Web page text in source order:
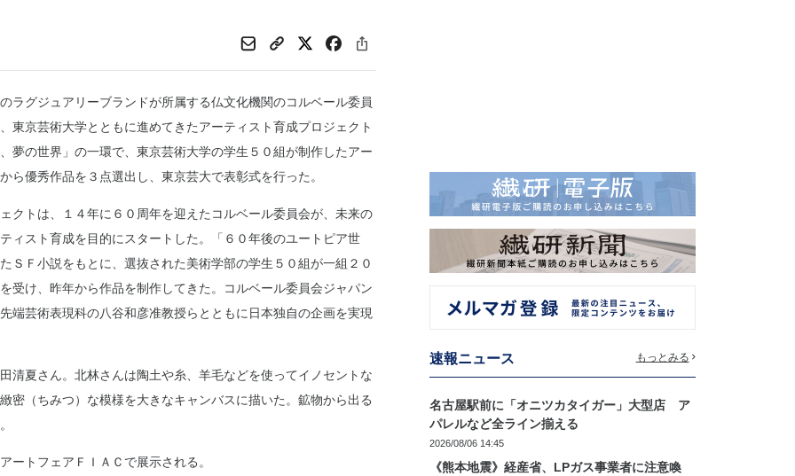
グジュアリーブランドが所属する仏文化機関のコルベール委員
東京芸術大学とともに進めてきたアーティスト育成プロジェクト
夢の世界」の一環で、東京芸術大学の学生５０組が制作したアー
ら優秀作品を３点選出し、東京芸大で表彰式を行った。
トは、１４年に６０周年を迎えたコルベール委員会が、未来の
ィスト育成を目的にスタートした。「６０年後のユートピア世
ＳＦ小説をもとに、選抜された美術学部の学生５０組が一組２０
受け、昨年から作品を制作してきた。コルベール委員会ジャパン
端芸術表現科の八谷和彦准教授らとともに日本独自の企画を実現
夏さん。北林さんは陶土や糸、羊毛などを使ってイノセントな
密（ちみつ）な模様を大きなキャンバスに描いた。鉱物から出る
トフェアＦＩＡＣで展示される。
速報ニュース もっとみる
名古屋駅前に「オニツカタイガー」大型店 ア
パレルなど全ライン揃える
2026/08/06 14:45
《熊本地震》経産省、LPガス事業者に注意喚